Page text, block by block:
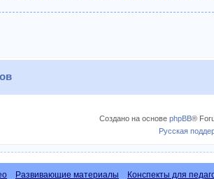
Создано на основеphpBB®
Русская
Развивающие материалы Конспекты для